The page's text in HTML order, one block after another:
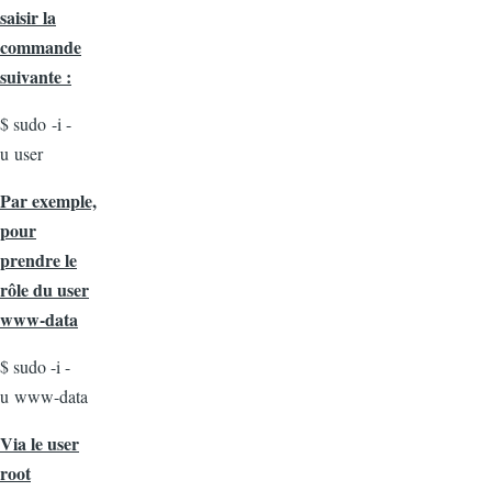
saisir la
commande
suivante :
$ sudo -i -
u user
Par exemple,
pour
prendre le
rôle du user
www-data
$ sudo -i -
u www-data
Via le user
root